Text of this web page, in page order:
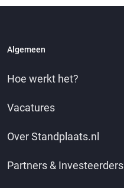
Algemeen
Hoe werkt het?
Vacatures
Over Standplaats.nl
Partners & Investeerders